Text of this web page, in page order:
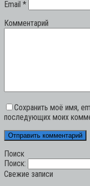
Email *
Комментарий
Сохранить моё имя,
последующих моих
Поиск
Поиск:
Свежие записи